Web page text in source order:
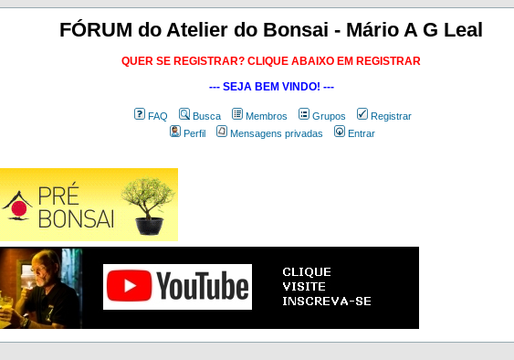
FÓRUM do Atelier do Bonsai - Mário A G Leal
QUER SE REGISTRAR? CLIQUE ABAIXO EM REGISTRAR
--- SEJA BEM VINDO! ---
FAQ Busca Membros Grupos
Registrar
Perfil
Mensagens privadas Entrar